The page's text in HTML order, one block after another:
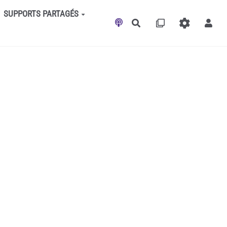
SUPPORTS PARTAGÉS
Rechercher